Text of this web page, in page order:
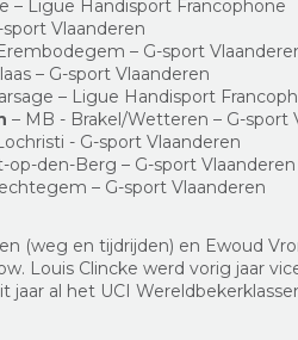
– Ligue Handisport Francophone
Vlaanderen
– G-sport
– G-sport Vlaanderen
– Ligue Handisport
– MB - Brakel/Wetteren – G-sport
- G-sport Vlaanderen
op-den-Berg – G-sport Vlaanderen
– G-sport Vlaanderen
(weg en tijdrijden) en Ewoud
Louis Clincke werd vorig jaar
jaar al het UCI